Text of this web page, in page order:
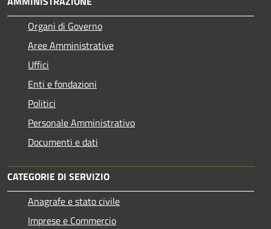
Organi di Governo
Aree Amministrative
Uffici
Enti e fondazioni
Politici
Personale Amministrativo
Documenti e dati
CATEGORIE DI SERVIZIO
Anagrafe e stato civile
Imprese e Commercio